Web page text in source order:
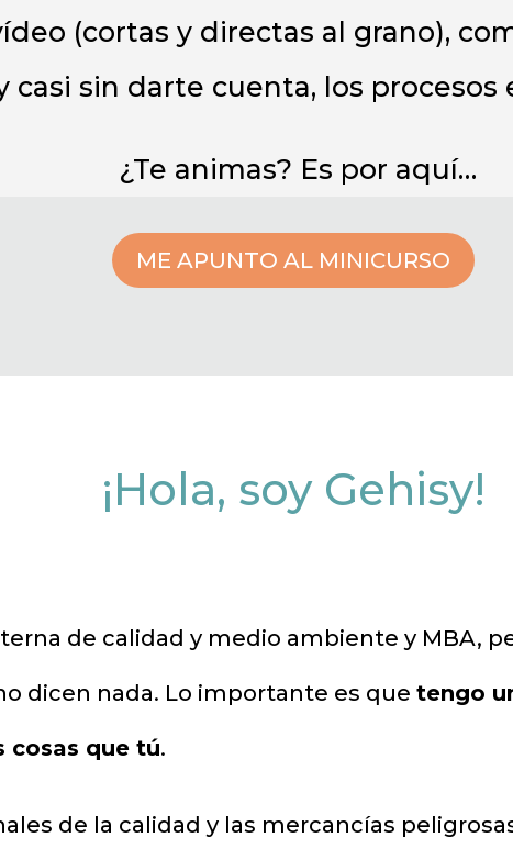
(cortas y directas al grano),
casi sin darte cuenta, los procesos
¿Te animas? Es por aquí…
ME APUNTO AL MINICURSO
¡Hola, soy Gehisy!
de calidad y medio ambiente y MBA,
dicen nada. Lo importante es que tengo
cosas que tú.
de la calidad y las mercancías